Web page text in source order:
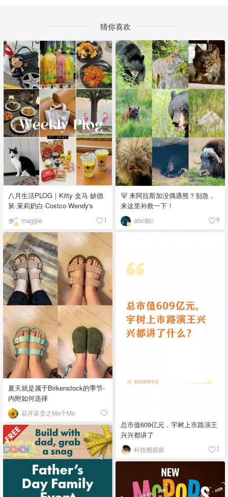
猜你喜欢
八月生活PLOG｜Kitty·盒马·缺德
舅·茉莉奶白·Costco·Wendy's
maggie 1
🐻 来阿拉斯加没偶遇熊？别急，
来这里补救一下！
abc個c 9
夏天就是属于Birkenstock的季节-
内附如何选择
花开富贵之Mo个Mo
总市值609亿元，宇树上市路演王
兴兴都讲了
科技圈观察 1